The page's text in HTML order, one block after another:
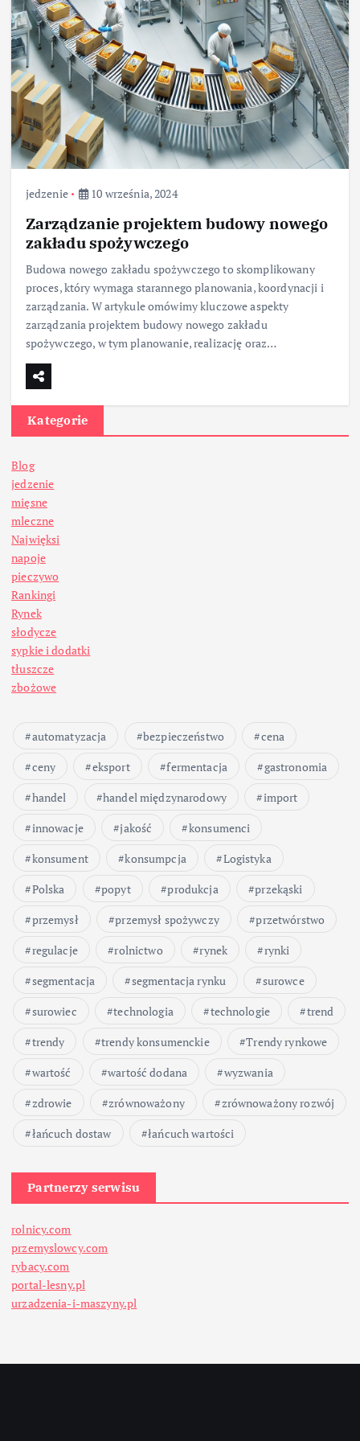
jedzenie 10 września, 2024
Zarządzanie projektem budowy nowego
zakładu spożywczego
Budowa nowego zakładu spożywczego to skomplikowany
proces, który wymaga starannego planowania, koordynacji i
zarządzania. W artykule omówimy kluczowe aspekty
zarządzania projektem budowy nowego zakładu
spożywczego, w tym planowanie, realizację oraz…
Kategorie
Blog
jedzenie
mięsne
mleczne
Najwięksi
napoje
pieczywo
Rankingi
Rynek
słodycze
sypkie i dodatki
tłuszcze
zbożowe
automatyzacja bezpieczeństwo
cena
ceny
eksport fermentacja
gastronomia
handel
handel międzynarodowy
import
innowacje
jakość
konsumenci
konsument
konsumpcja
Logistyka
Polska
popyt produkcja
przekąski
przemysł
przemysł spożywczy
przetwórstwo
regulacje
rolnictwo rynek
rynki
segmentacja
segmentacja rynku
surowce
surowiec
technologia technologie
trend
trendy
trendy konsumenckie
Trendy rynkowe
wartość
wartość dodana
wyzwania
zdrowie
zrównoważony
zrównoważony rozwój
łańcuch dostaw
łańcuch wartości
Partnerzy serwisu
rolnicy.com
przemyslowcy.com
rybacy.com
portal-lesny.pl
urzadzenia-i-maszyny.pl